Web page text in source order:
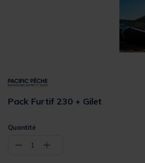
Pack Furtif 230 + Gilet
Quantité
− 1 +